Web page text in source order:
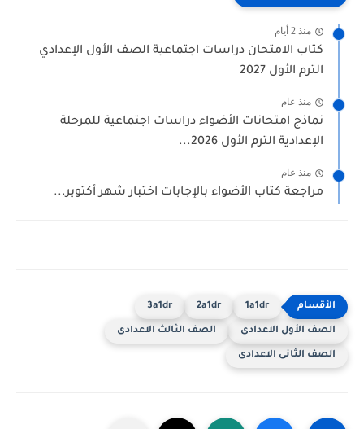
منذ 2 أيام
كتاب الامتحان دراسات اجتماعية الصف الأول الإعدادي
الترم الأول 2027
منذ عام
نماذج امتحانات الأضواء دراسات اجتماعية للمرحلة
الإعدادية الترم الأول 2026...
منذ عام
مراجعة كتاب الأضواء بالإجابات اختبار شهر أكتوبر...
1a1dr
2a1dr
3a1dr
الصف الأول الاعدادى الصف الثالث الاعدادى
الصف الثانى الاعدادى